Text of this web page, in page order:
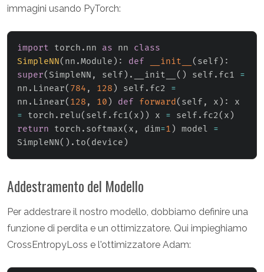
immagini usando PyTorch:
import torch . nn as nn class
SimpleNN( nn .Module ) : def __init__ ( self ) :
super( SimpleNN , self ) . __init__ ( ) self . fc1 =
nn . Linear( 784 , 128 ) self . fc2 =
nn . Linear( 128 , 10 ) def forward ( self , x ) :
= torch . relu( self . fc1( x ) ) x = self . fc2( x )
return torch . softmax( x , dim=1 ) model =
SimpleNN( ) . to( device )
Addestramento del Modello
Per addestrare il nostro modello, dobbiamo definire una
funzione di perdita e un ottimizzatore. Qui impieghiamo
CrossEntropyLoss e l'ottimizzatore Adam: